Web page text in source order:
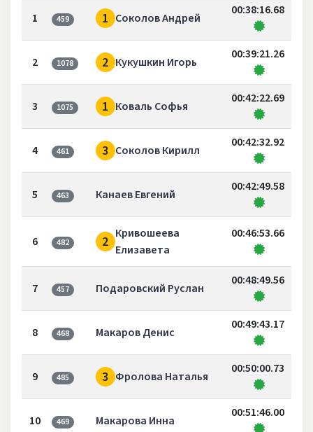
1 459 1 Соколов Андрей
00:38:16.68
2 1078 2 Кукушкин Игорь
00:39:21.26
3 1075 1 Коваль Софья
00:42:22.69
4 461 3 Соколов Кирилл
00:42:32.92
5 463 Канаев Евгений
00:42:49.58
6 482 2 Кривошеева
Елизавета
00:46:53.66
7 457 Подаровский Руслан
00:48:49.56
8 468 Макаров Денис
00:49:43.17
9 485 3 Фролова Наталья
00:50:00.73
10 469 Макарова Инна
00:51:46.00